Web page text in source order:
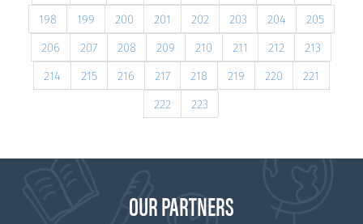
198
199 200 201 202 203 204
205
206
207 208 209 210 211 212
213
214
215 216 217 218 219 220
221
222
223
OUR PARTNERS